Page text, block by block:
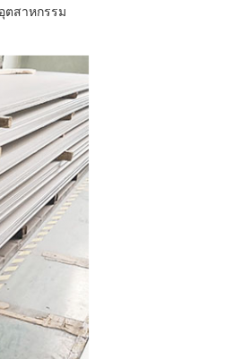
ตสาหกรรม